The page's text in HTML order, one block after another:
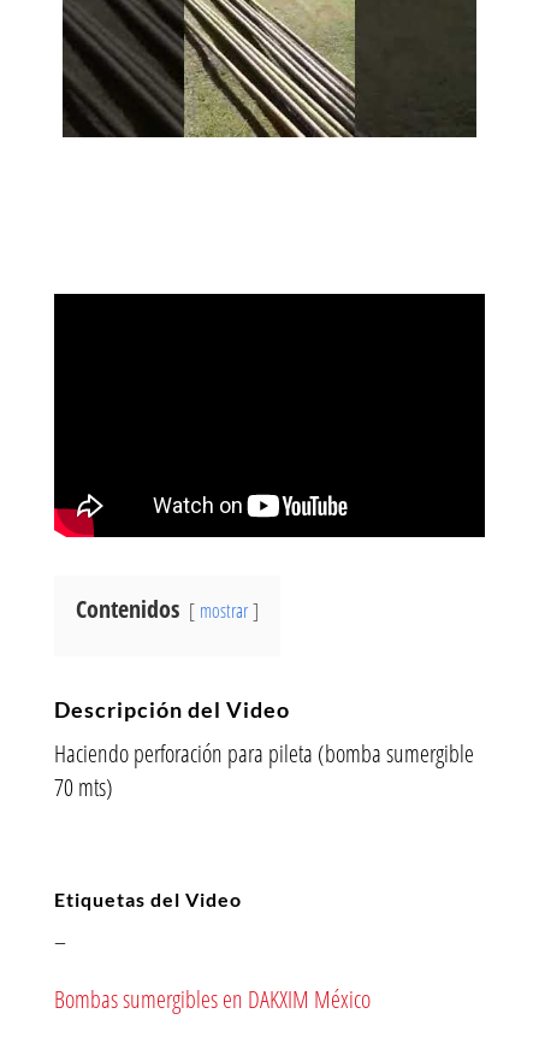
Contenidos mostrar
Descripción del Video
Haciendo perforación para pileta (bomba sumergible
70 mts)
Etiquetas del Video
–
Bombas sumergibles en DAKXIM México